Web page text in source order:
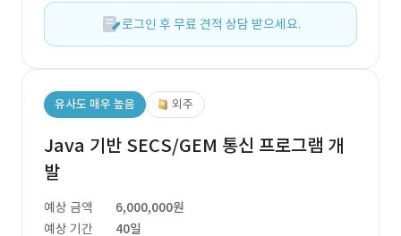
로그인 후 무료 견적 상담 받으세요.
유사도 매우 높음 외주
Java 기반 SECS/GEM 통신 프로그램 개
발
예상 금액
6,000,000원
예상 기간
40일